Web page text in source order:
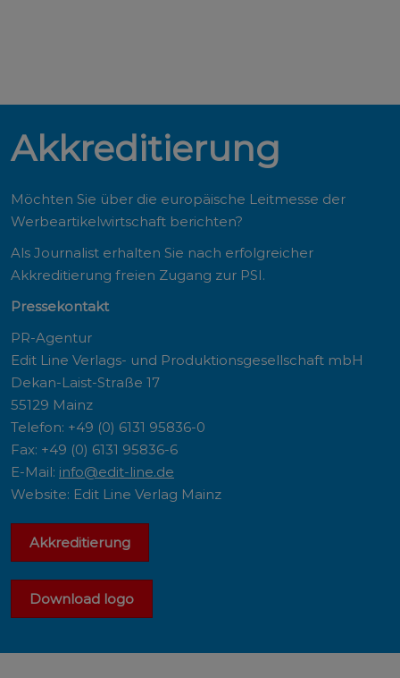
Akkreditierung
Möchten Sie über die europäische Leitmesse der
Werbeartikelwirtschaft berichten?
Als Journalist erhalten Sie nach erfolgreicher
Akkreditierung freien Zugang zur PSI.
Pressekontakt
PR-Agentur
Edit Line Verlags- und Produktionsgesellschaft mbH
Dekan-Laist-Straße 17
55129 Mainz
Telefon: +49 (0) 6131 95836-0
Fax: +49 (0) 6131 95836-6
E-Mail: info@edit-line.de
Website: Edit Line Verlag Mainz
Akkreditierung
Download logo